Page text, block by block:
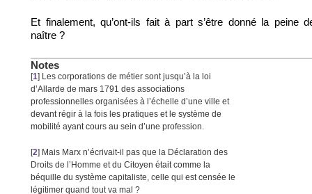
Et finalement, qu’ont-ils fait à part s’être donné la peine
naître ?
Notes
[1] Les corporations de métier sont jusqu’à la loi
d’Allarde de mars 1791 des associations
professionnelles organisées à l’échelle d’une ville et
devant régir à la fois les pratiques et le système de
mobilité ayant cours au sein d’une profession.
[2] Mais Marx n’écrivait-il pas que la Déclaration des
Droits de l’Homme et du Citoyen était comme la
béquille du système capitaliste, celle qui est censée le
légitimer quand tout va mal ?